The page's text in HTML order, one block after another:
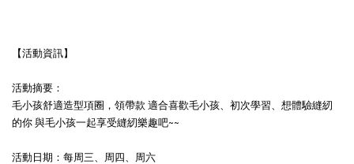
【活動資訊】
活動摘要：
毛小孩舒適造型項圈，領帶款 適合喜歡毛小孩、初次學習、想體驗縫紉
的你 與毛小孩一起享受縫紉樂趣吧~~
活動日期：每周三、周四、周六